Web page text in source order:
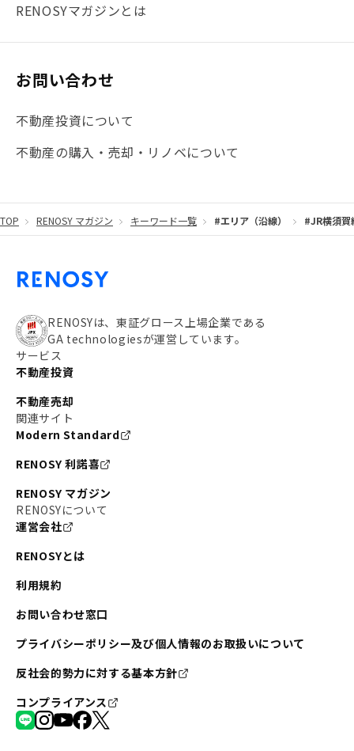
RENOSYマガジンとは
お問い合わせ
不動産投資について
不動産の購入・売却・リノベについて
TOP RENOSY マガジン キーワード一覧 #エリア（沿線） #JR横須賀
RENOSYは、東証グロース上場企業である
GA technologiesが運営しています。
サービス
不動産投資
不動産売却
関連サイト
Modern Standard
RENOSY 利諾喜
RENOSY マガジン
RENOSYについて
運営会社
RENOSYとは
利用規約
お問い合わせ窓口
プライバシーポリシー及び個人情報のお取扱いについて
反社会的勢力に対する基本方針
コンプライアンス